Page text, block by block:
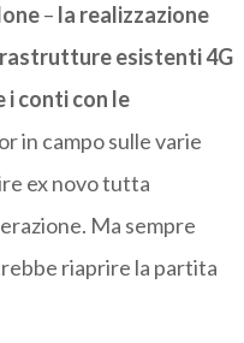
– la realizzazione
esistenti 4G
i conti con le
in campo sulle varie
ex novo tutta
Ma sempre
riaprire la partita